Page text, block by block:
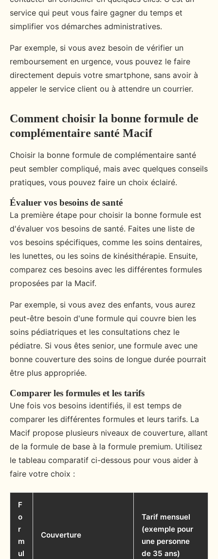
service qui peut vous faire gagner du temps et
simplifier vos démarches administratives.
Par exemple, si vous avez besoin de vérifier un
remboursement en urgence, vous pouvez le faire
directement depuis votre smartphone, sans avoir à
appeler le service client ou à attendre un courrier.
Comment choisir la bonne formule de
complémentaire santé Macif
Choisir la bonne formule de complémentaire santé
peut sembler compliqué, mais avec quelques conseils
pratiques, vous pouvez faire un choix éclairé.
Évaluer vos besoins de santé
La première étape pour choisir la bonne formule est
d'évaluer vos besoins de santé. Faites une liste de
vos besoins spécifiques, comme les soins dentaires,
les lunettes, ou les soins de kinésithérapie. Ensuite,
comparez ces besoins avec les différentes formules
proposées par la Macif.
Par exemple, si vous avez des enfants, vous aurez
peut-être besoin d'une formule qui couvre bien les
soins pédiatriques et les consultations chez le
pédiatre. Si vous êtes senior, une formule avec une
bonne couverture des soins de longue durée pourrait
être plus appropriée.
Comparer les formules et les tarifs
Une fois vos besoins identifiés, il est temps de
comparer les différentes formules et leurs tarifs. La
Macif propose plusieurs niveaux de couverture, allant
de la formule de base à la formule premium. Utilisez
le tableau comparatif ci-dessous pour vous aider à
faire votre choix :
F
o
r
m
ul
Couverture
Tarif mensuel
(exemple pour
une personne
de 35 ans)